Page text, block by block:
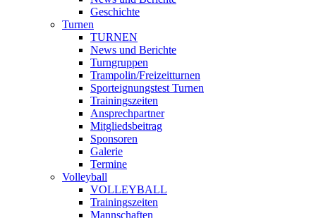
Geschichte
Turnen
TURNEN
News und Berichte
Turngruppen
Trampolin/Freizeitturnen
Sporteignungstest Turnen
Trainingszeiten
Ansprechpartner
Mitgliedsbeitrag
Sponsoren
Galerie
Termine
Volleyball
VOLLEYBALL
Trainingszeiten
Mannschaften